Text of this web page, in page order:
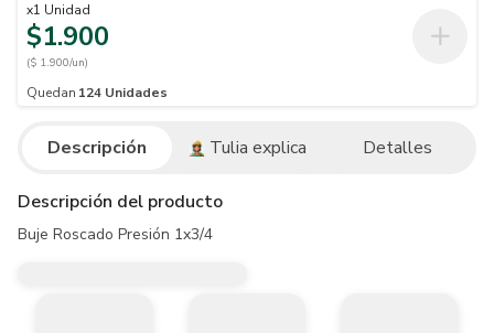
x1 Unidad
$1.900
($ 1.900/un)
Quedan 124 Unidades
Descripción Tulia explica Detalles
Descripción del producto
Buje Roscado Presión 1x3/4